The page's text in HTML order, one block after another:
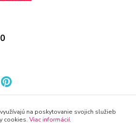
na poskytovanie svojich služieb
cookies. Viac informácií.